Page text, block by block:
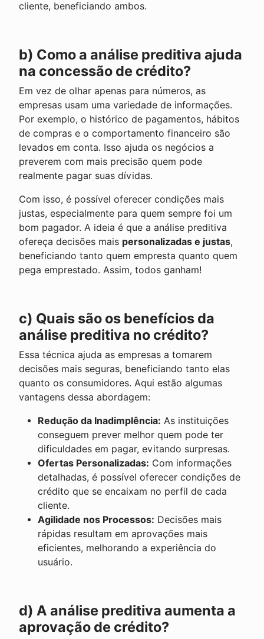
cliente, beneficiando ambos.
b) Como a análise preditiva ajuda
na concessão de crédito?
Em vez de olhar apenas para números, as
empresas usam uma variedade de informações.
Por exemplo, o histórico de pagamentos, hábitos
de compras e o comportamento financeiro são
levados em conta. Isso ajuda os negócios a
preverem com mais precisão quem pode
realmente pagar suas dívidas.
Com isso, é possível oferecer condições mais
justas, especialmente para quem sempre foi um
bom pagador. A ideia é que a análise preditiva
ofereça decisões mais personalizadas e justas,
beneficiando tanto quem empresta quanto quem
pega emprestado. Assim, todos ganham!
c) Quais são os benefícios da
análise preditiva no crédito?
Essa técnica ajuda as empresas a tomarem
decisões mais seguras, beneficiando tanto elas
quanto os consumidores. Aqui estão algumas
vantagens dessa abordagem:
Redução da Inadimplência: As instituições
conseguem prever melhor quem pode ter
dificuldades em pagar, evitando surpresas.
Ofertas Personalizadas: Com informações
detalhadas, é possível oferecer condições de
crédito que se encaixam no perfil de cada
cliente.
Agilidade nos Processos: Decisões mais
rápidas resultam em aprovações mais
eficientes, melhorando a experiência do
usuário.
d) A análise preditiva aumenta a
aprovação de crédito?